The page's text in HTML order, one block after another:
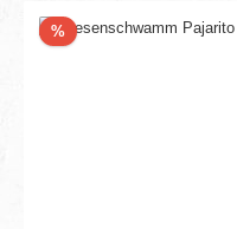
%Rabatt